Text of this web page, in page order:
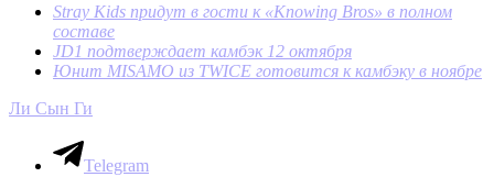
Stray Kids придут в гости к «Knowing Bros» в полном
составе
JD1 подтверждает камбэк 12 октября
Юнит MISAMO из TWICE готовится к камбэку в ноябре
Ли Сын Ги
Telegram